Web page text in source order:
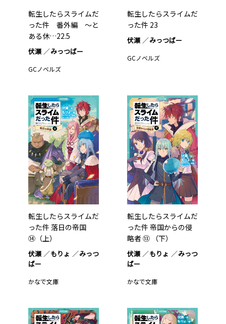
転生したらスライムだ
った件 番外編 ～と
ある休…22.5
伏瀬 みっつばー
GCノベルズ
転生したらスライムだ
った件 23
伏瀬 みっつばー
GCノベルズ
転生したらスライムだ
った件 落日の帝国
⑭（上）
伏瀬 もりょ
みっつ
ばー
かなで文庫
転生したらスライムだ
った件 帝国からの侵
略者 ⑬ （下）
伏瀬 もりょ
みっつ
ばー
かなで文庫